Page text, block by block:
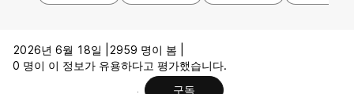
2026년 6월 18일 |
2959 명이 봄 |
0 명이 이 정보가 유용하다고 평가했습니다.
구독